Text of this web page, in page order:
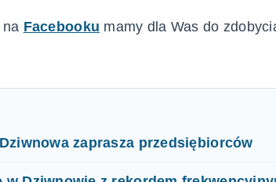
Facebooku mamy dla Was do
zaprasza przedsiębiorców